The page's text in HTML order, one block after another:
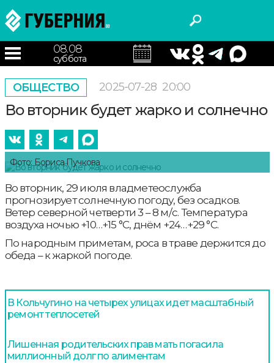
08.08
суббота
ОБЩЕСТВО 2025-07-28 20:00
Во вторник будет жарко и солнечно
Фото: Бориса Пучкова
Во вторник, 29 июля владметеослужба
прогнозирует солнечную погоду, без осадков.
Ветер северной четверти 3 – 8 м/с. Температура
воздуха ночью +10…+15 °С, днём +24…+29 °С.
По народным приметам, роса в траве держится до
обеда – к жаркой погоде.
В Кольчугино на четырех улицах идет масштабный
ремонт теплосетей
Лишенная родительских прав мать погасила
миллионный долг по алиментам